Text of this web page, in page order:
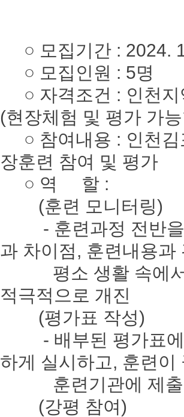
○ 모집기간 : 2024.
○ 모집인원 : 5명
○ 자격조건 : 인천지
(현장체험 및 평가 가
○ 참여내용 : 인천김
장훈련 참여 및 평가
○ 역 할 :
(훈련 모니터링)
- 훈련과정 전반을
과 차이점, 훈련내용과
평소 생활 속에서
적극적으로 개진
(평가표 작성)
- 배부된 평가표에
하게 실시하고, 훈련이
훈련기관에 제출
(강평 참여)